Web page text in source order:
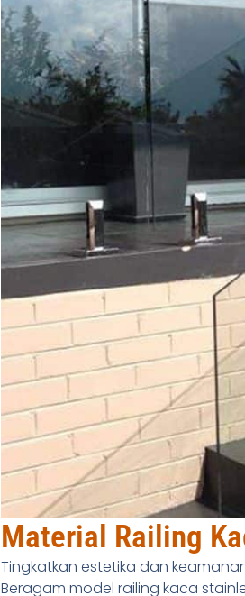
Material Railing
Tingkatkan estetika dan
Beragam model railing kaca